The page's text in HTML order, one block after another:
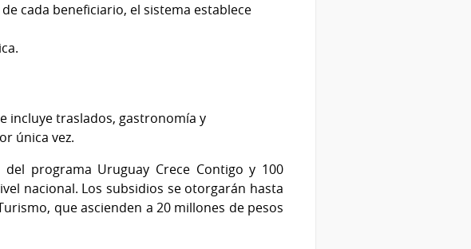
cada beneficiario, el sistema establece
incluye traslados, gastronomía y
única vez.
programa Uruguay Crece Contigo y 100
nacional. Los subsidios se otorgarán hasta
que ascienden a 20 millones de pesos